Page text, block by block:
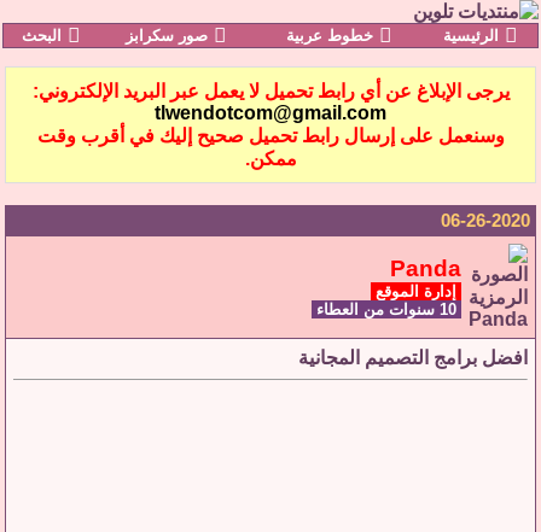
الرئيسية خطوط عربية صور سكرابز البحث
يرجى الإبلاغ عن أي رابط تحميل لا يعمل عبر البريد الإلكتروني:
tlwendotcom@gmail.com
وسنعمل على إرسال رابط تحميل صحيح إليك في أقرب وقت
ممكن.
06-26-2020
Panda
إدارة الموقع
افضل برامج التصميم المجانية